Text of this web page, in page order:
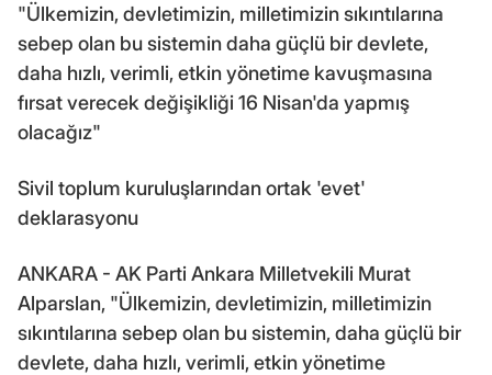
"Ülkemizin, devletimizin, milletimizin sıkıntılarına
sebep olan bu sistemin daha güçlü bir devlete,
daha hızlı, verimli, etkin yönetime kavuşmasına
fırsat verecek değişikliği 16 Nisan'da yapmış
olacağız"
Sivil toplum kuruluşlarından ortak 'evet'
deklarasyonu
ANKARA - AK Parti Ankara Milletvekili Murat
Alparslan, "Ülkemizin, devletimizin, milletimizin
sıkıntılarına sebep olan bu sistemin, daha güçlü bir
devlete, daha hızlı, verimli, etkin yönetime